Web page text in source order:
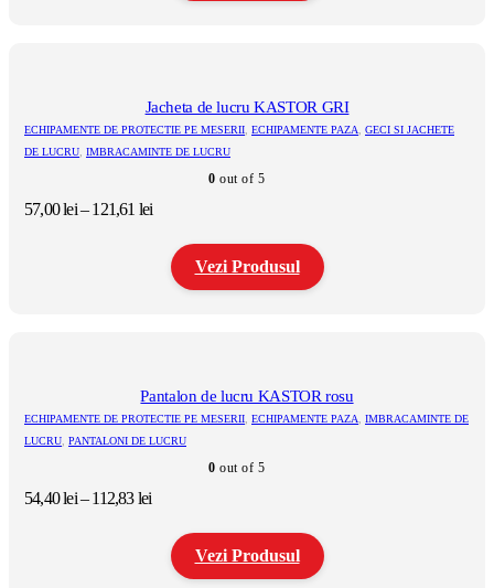
variații.
Opțiunile
pot
alese
în
Jacheta de lucru KASTOR GRI
ECHIPAMENTE DE PROTECTIE PE MESERII, ECHIPAMENTE PAZA, GECI SI JACHETE
DE LUCRU, IMBRACAMINTE DE LUCRU
0 out of 5
57,00lei– 121,61 leiInterval
prețuri:
57,00 lei
până
Vezi Produsul
variații.
Opțiunile
pot
alese
în
Pantalon de lucru KASTOR rosu
ECHIPAMENTE DE PROTECTIE PE MESERII, ECHIPAMENTE PAZA, IMBRACAMINTE DE
LUCRU, PANTALONI DE LUCRU
0 out of 5
54,40lei– 112,83leiInterval
prețuri:
54,40 lei
până
Vezi Produsul